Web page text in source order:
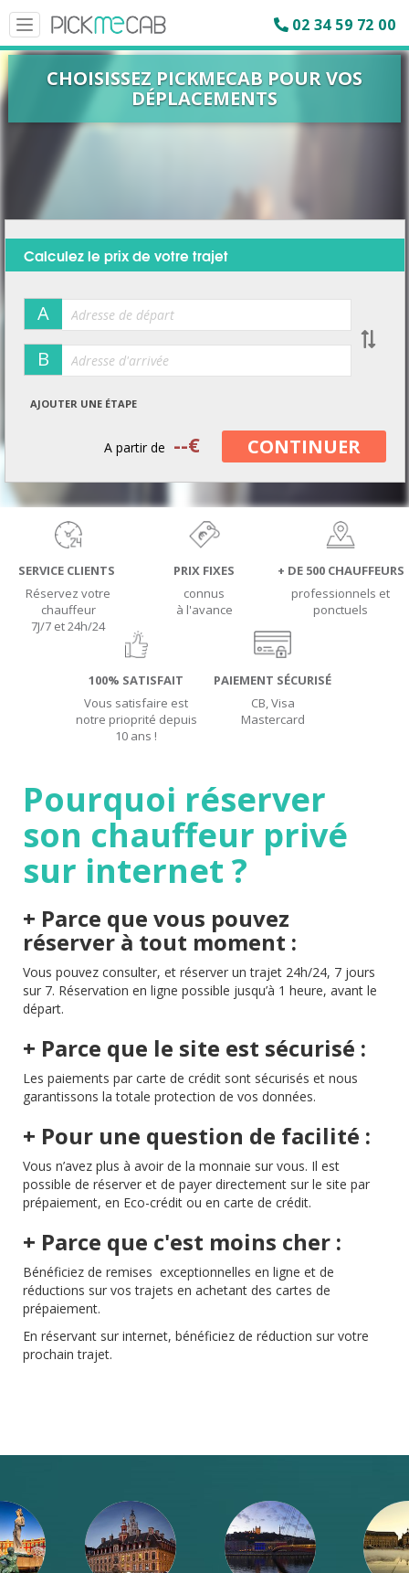
Toggle
navigation
02 34 59 72 00
Calculez le prix de votre trajet
A
B
AJOUTER UNE ÉTAPE
A partir de --€ CONTINUER
SERVICE CLIENTS
Réservez votre
chauffeur
7J/7 et 24h/24
PRIX FIXES
connus
à l'avance
+ DE 500 CHAUFFEURS
professionnels et
ponctuels
100% SATISFAIT
Vous satisfaire est
notre prioprité depuis
10 ans !
PAIEMENT SÉCURISÉ
CB, Visa
Mastercard
CHOISISSEZ PICKMECAB POUR VOS
DÉPLACEMENTS
Pourquoi réserver
son chauffeur privé
sur internet ?
+ Parce que vous pouvez
réserver à tout moment :
Vous pouvez consulter, et réserver un trajet 24h/24, 7 jours
sur 7. Réservation en ligne possible jusqu’à 1 heure, avant le
départ.
+ Parce que le site est sécurisé :
Les paiements par carte de crédit sont sécurisés et nous
garantissons la totale protection de vos données.
+ Pour une question de facilité :
Vous n’avez plus à avoir de la monnaie sur vous. Il est
possible de réserver et de payer directement sur le site par
prépaiement, en Eco-crédit ou en carte de crédit.
+ Parce que c'est moins cher :
Bénéficiez de remises exceptionnelles en ligne et de
réductions sur vos trajets en achetant des cartes de
prépaiement.
En réservant sur internet, bénéficiez de réduction sur votre
prochain trajet.